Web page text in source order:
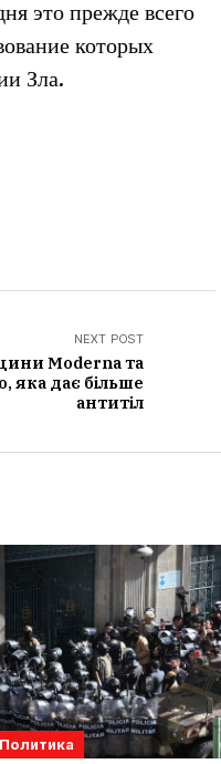
это прежде всего
которых
Зла.
NEXT POST
Moderna та
яка дає більше
антитіл
Политика